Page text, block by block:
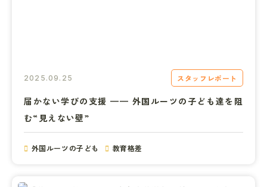
2025.09.25 スタッフレポート
届かない学びの支援 —— 外国ルーツの子ども達を阻
む“見えない壁”
外国ルーツの子ども 教育格差